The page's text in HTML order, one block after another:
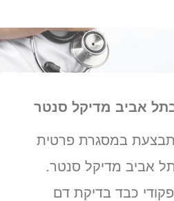
אביב מדיקל סנטר
במסגרת פרטית
אביב מדיקל סנטר.
כבד בדיקת דם